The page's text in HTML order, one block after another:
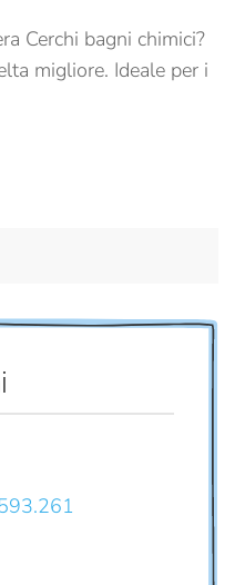
Cerchi bagni chimici?
migliore. Ideale per i